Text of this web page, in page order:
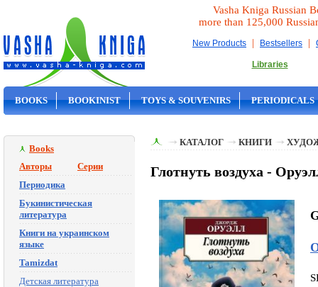
Vasha Kniga Russian
more than 125,000
New Products | Bestsellers |
Libraries
BOOKS BOOKINIST TOYS & SOUVENIRS PERIODICALS
Books
Авторы
Серии
Периодика
Букинистическая
литература
Книги на украинском
языке
Tamizdat
Детская литература
КАТАЛОГ КНИГИ
Глотнуть воздуха -